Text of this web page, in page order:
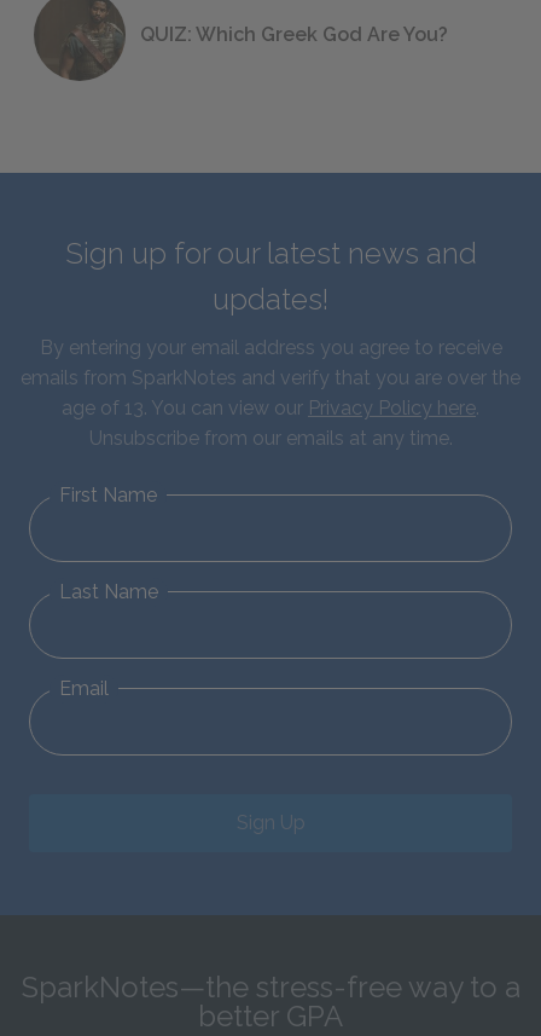
QUIZ: Which Greek God Are You?
Sign up for our latest news and
updates!
By entering your email address you agree to receive
emails from SparkNotes and verify that you are over the
age of 13. You can view our Privacy Policy here.
Unsubscribe from our emails at any time.
First Name
Last Name
Email
Sign Up
SparkNotes—the stress-free way to a
better GPA